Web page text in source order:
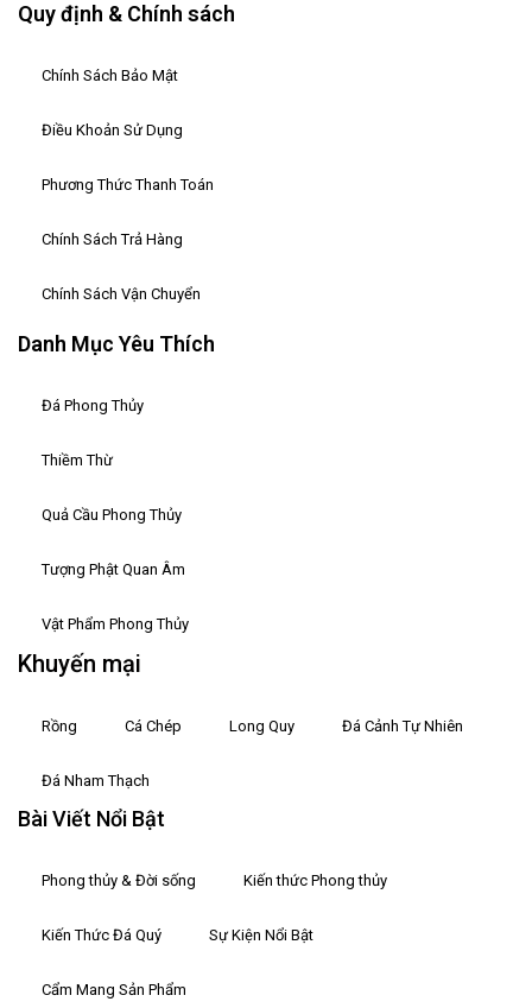
Quy định & Chính sách
Chính Sách Bảo Mật
Điều Khoản Sử Dụng
Phương Thức Thanh Toán
Chính Sách Trả Hàng
Chính Sách Vận Chuyển
Danh Mục Yêu Thích
Đá Phong Thủy
Thiềm Thừ
Quả Cầu Phong Thủy
Tượng Phật Quan Âm
Vật Phẩm Phong Thủy
Khuyến mại
Rồng Cá Chép Long Quy Đá Cảnh Tự Nhiên
Đá Nham Thạch
Bài Viết Nổi Bật
Phong thủy & Đời sống Kiến thức Phong thủy
Kiến Thức Đá Quý Sự Kiện Nổi Bật
Cẩm Mang Sản Phẩm